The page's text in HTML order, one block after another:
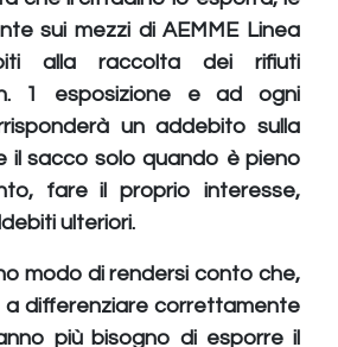
sui mezzi di AEMME Linea
alla raccolta dei rifiuti
1 esposizione e ad ogni
un addebito sulla
il sacco solo quando è pieno
fare il proprio interesse,
ulteriori.
modo di rendersi conto che,
a differenziare correttamente
più bisogno di esporre il